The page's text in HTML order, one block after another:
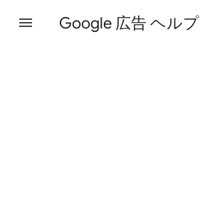
Google 広告 ヘルプ